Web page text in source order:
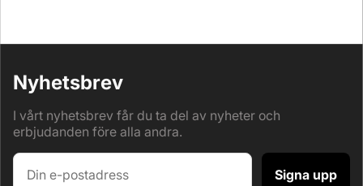
Nyhetsbrev
I vårt nyhetsbrev får du ta del av nyheter och
erbjudanden före alla andra.
Signa upp